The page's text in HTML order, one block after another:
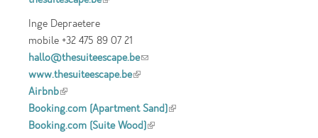
Inge Depraetere
mobile +32 475 89 07 21
hallo@thesuiteescape.be(link sends e-mail)
www.thesuiteescape.be(link is external)
Airbnb(link is external)
Booking.com (Apartment Sand)(link is
Booking.com (Suite Wood)(link is external)